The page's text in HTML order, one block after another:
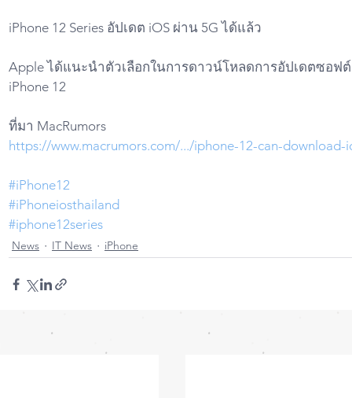
iPhone 12 Series อัปเดต iOS ผ่าน 5G ได้แล้ว
Apple ได้แนะนำตัวเลือกในการดาวน์โหลดการอัปเดตซอฟ
iPhone 12
ที่มา MacRumors
https://www.macrumors.com/.../iphone-12-can-download-
#iPhone12
#iPhoneiosthailand
#iphone12series
News IT News iPhone